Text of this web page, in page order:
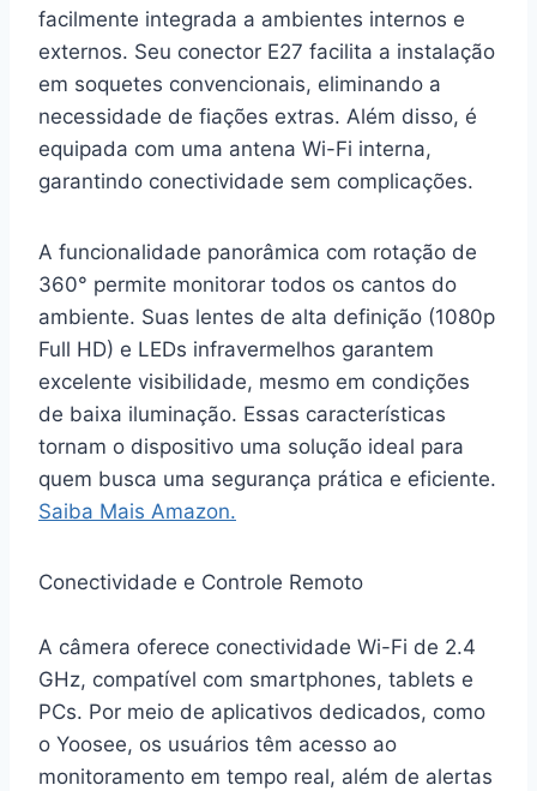
facilmente integrada a ambientes internos e
externos. Seu conector E27 facilita a instalação
em soquetes convencionais, eliminando a
necessidade de fiações extras. Além disso, é
equipada com uma antena Wi-Fi interna,
garantindo conectividade sem complicações.
A funcionalidade panorâmica com rotação de
360° permite monitorar todos os cantos do
ambiente. Suas lentes de alta definição (1080p
Full HD) e LEDs infravermelhos garantem
excelente visibilidade, mesmo em condições
de baixa iluminação. Essas características
tornam o dispositivo uma solução ideal para
quem busca uma segurança prática e eficiente.
Saiba Mais Amazon.
Conectividade e Controle Remoto
A câmera oferece conectividade Wi-Fi de 2.4
GHz, compatível com smartphones, tablets e
PCs. Por meio de aplicativos dedicados, como
o Yoosee, os usuários têm acesso ao
monitoramento em tempo real, além de alertas